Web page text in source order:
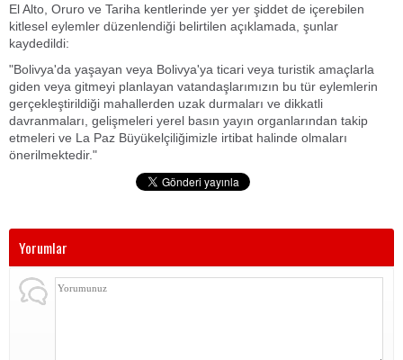
El Alto, Oruro ve Tariha kentlerinde yer yer şiddet de içerebilen
kitlesel eylemler düzenlendiği belirtilen açıklamada, şunlar
kaydedildi:
"Bolivya'da yaşayan veya Bolivya'ya ticari veya turistik amaçlarla
giden veya gitmeyi planlayan vatandaşlarımızın bu tür eylemlerin
gerçekleştirildiği mahallerden uzak durmaları ve dikkatli
davranmaları, gelişmeleri yerel basın yayın organlarından takip
etmeleri ve La Paz Büyükelçiliğimizle irtibat halinde olmaları
önerilmektedir."
Yorumlar